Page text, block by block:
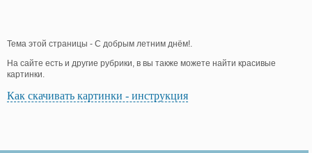
Тема этой страницы - С добрым летним днём!.
На сайте есть и другие рубрики, в вы также можете найти красивые
картинки.
Как скачивать картинки - инструкция